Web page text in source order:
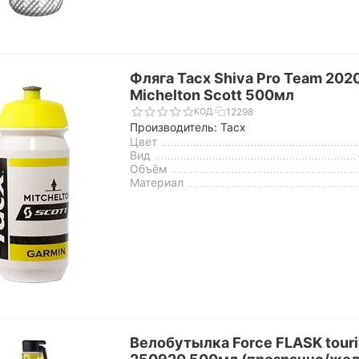
Фляга Tacx Shiva Pro Team
Michelton Scott 500мл
КОД: 12298
Производитель: Tacx
Цвет
Вид
Объём
Материал
Велобутылка Force FLASK